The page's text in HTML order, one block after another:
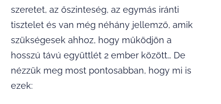
szeretet, az őszinteség, az egymás iránti
tisztelet és van még néhány jellemző, amik
szükségesek ahhoz, hogy működjön a
hosszú távú együttlét 2 ember között… De
nézzük meg most pontosabban, hogy mi is
ezek: